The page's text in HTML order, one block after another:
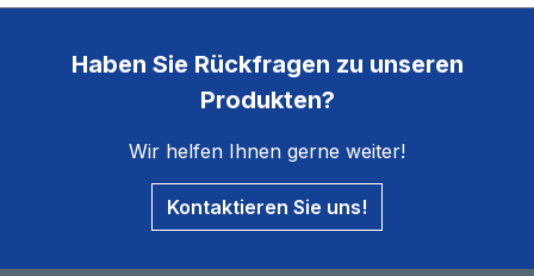
Haben Sie Rückfragen zu unseren
Produkten?
Wir helfen Ihnen gerne weiter!
Kontaktieren Sie uns!